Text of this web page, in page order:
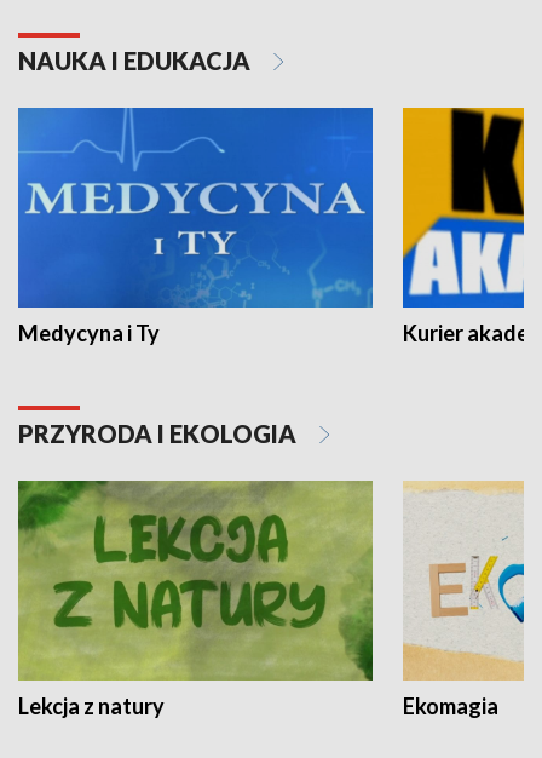
NAUKA I EDUKACJA
Medycyna i Ty Kurier
PRZYRODA I EKOLOGIA
Lekcja z natury Ekomagia